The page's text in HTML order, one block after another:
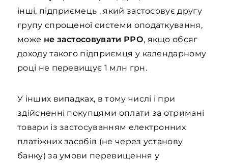
інші, підприємець , який застосовує другу
групу спрощеної системи оподаткування,
може не застосовувати РРО, якщо обсяг
доходу такого підприємця у календарному
році не перевищує 1 млн грн.
У інших випадках, в тому числі і при
здійсненні покупцями оплати за отримані
товари із застосуванням електронних
платіжних засобів (не через установу
банку) за умови перевищення у